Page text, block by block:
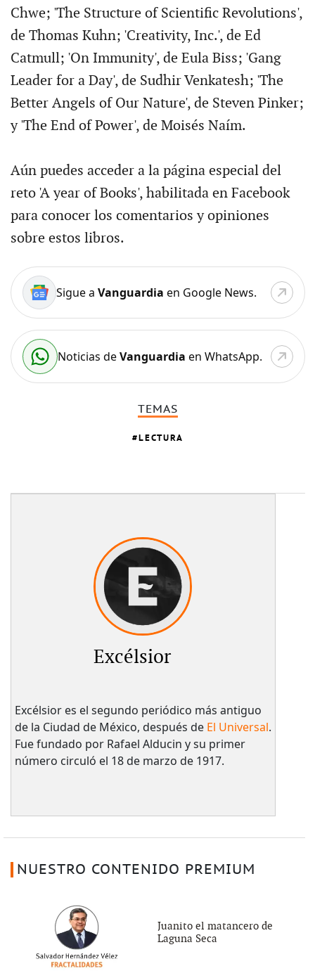
Chwe; 'The Structure of Scientific Revolutions',
de Thomas Kuhn; 'Creativity, Inc.', de Ed
Catmull; 'On Immunity', de Eula Biss; 'Gang
Leader for a Day', de Sudhir Venkatesh; 'The
Better Angels of Our Nature', de Steven Pinker;
y 'The End of Power', de Moisés Naím.
Aún puedes acceder a la página especial del
reto 'A year of Books', habilitada en Facebook
para conocer los comentarios y opiniones
sobre estos libros.
Sigue a Vanguardia en Google News.
Noticias deVanguardia en WhatsApp.
TEMAS
LECTURA
Excélsior
Excélsior es el segundo periódico más antiguo
de la Ciudad de México, después de El Universal.
Fue fundado por Rafael Alducin y su primer
número circuló el 18 de marzo de 1917.
NUESTRO CONTENIDO PREMIUM
Juanito el matancero de
Laguna Seca